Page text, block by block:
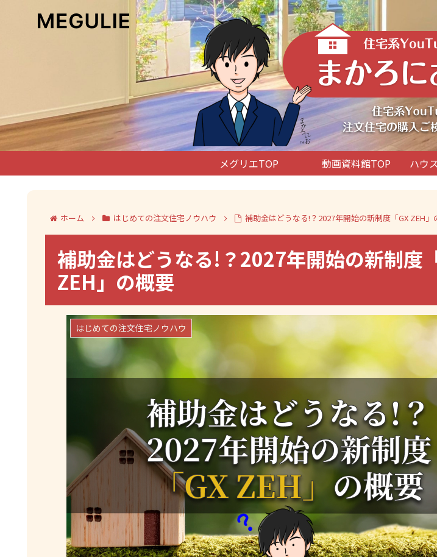
メグリエTOP 動画資料館TOP ハウ
ホーム はじめての注文住宅ノウハウ 補助金はどうなる!？2027年開始の新制度「GX ZEH」
補助金はどうなる!？2027年開始の新制度
ZEH」の概要
はじめての注文住宅ノウハウ